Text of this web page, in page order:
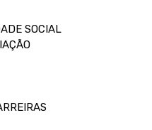
SOCIAL